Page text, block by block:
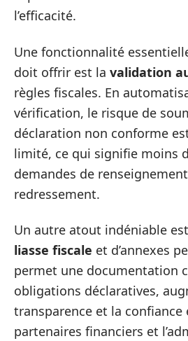
l’efficacité.
Une fonctionnalité
doit offrir est la validation
règles fiscales. En
vérification, le risque de
déclaration non conforme
limité, ce qui signifie moins
demandes de
redressement.
Un autre atout indéniable
liasse fiscale et d’annexes
permet une documentation
obligations déclaratives,
transparence et la confiance
partenaires financiers et